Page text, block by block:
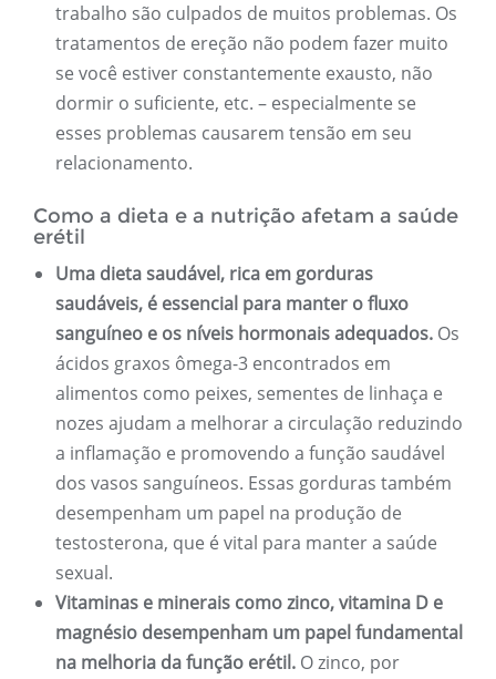
trabalho são culpados de muitos problemas. Os
tratamentos de ereção não podem fazer muito
se você estiver constantemente exausto, não
dormir o suficiente, etc. – especialmente se
esses problemas causarem tensão em seu
relacionamento.
Como a dieta e a nutrição afetam a saúde
erétil
Uma dieta saudável, rica em gorduras
saudáveis, é essencial para manter o fluxo
sanguíneo e os níveis hormonais adequados. Os
ácidos graxos ômega-3 encontrados em
alimentos como peixes, sementes de linhaça e
nozes ajudam a melhorar a circulação reduzindo
a inflamação e promovendo a função saudável
dos vasos sanguíneos. Essas gorduras também
desempenham um papel na produção de
testosterona, que é vital para manter a saúde
sexual.
Vitaminas e minerais como zinco, vitamina D e
magnésio desempenham um papel fundamental
na melhoria da função erétil. O zinco, por